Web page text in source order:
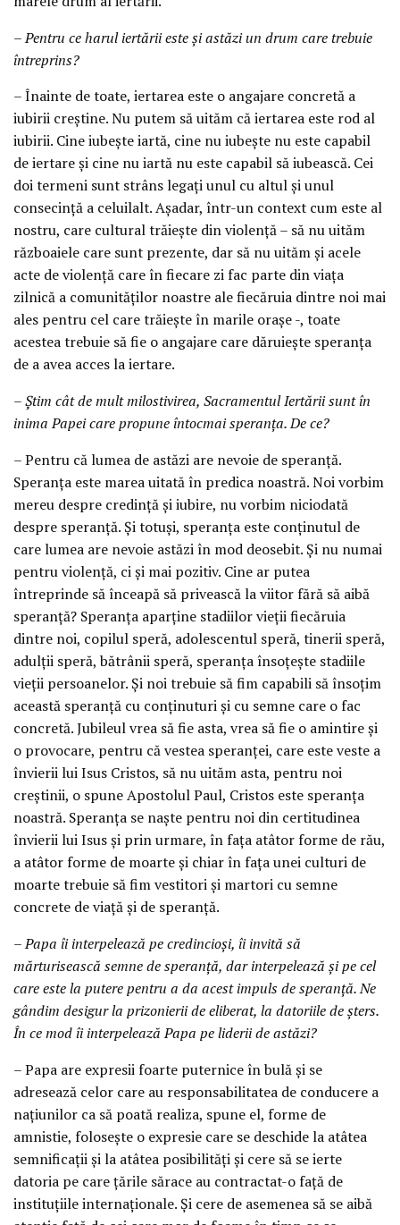
– Pentru ce harul iertării este și astăzi un drum care trebuie
întreprins?
– Înainte de toate, iertarea este o angajare concretă a
iubirii creștine. Nu putem să uităm că iertarea este rod al
iubirii. Cine iubește iartă, cine nu iubește nu este capabil
de iertare și cine nu iartă nu este capabil să iubească. Cei
doi termeni sunt strâns legați unul cu altul și unul
consecință a celuilalt. Așadar, într-un context cum este al
nostru, care cultural trăiește din violență – să nu uităm
războaiele care sunt prezente, dar să nu uităm și acele
acte de violență care în fiecare zi fac parte din viața
zilnică a comunităților noastre ale fiecăruia dintre noi mai
ales pentru cel care trăiește în marile orașe -, toate
acestea trebuie să fie o angajare care dăruiește speranța
de a avea acces la iertare.
– Știm cât de mult milostivirea, Sacramentul Iertării sunt în
inima Papei care propune întocmai speranța. De ce?
– Pentru că lumea de astăzi are nevoie de speranță.
Speranța este marea uitată în predica noastră. Noi vorbim
mereu despre credință și iubire, nu vorbim niciodată
despre speranță. Și totuși, speranța este conținutul de
care lumea are nevoie astăzi în mod deosebit. Și nu numai
pentru violență, ci și mai pozitiv. Cine ar putea
întreprinde să înceapă să privească la viitor fără să aibă
speranță? Speranța aparține stadiilor vieții fiecăruia
dintre noi, copilul speră, adolescentul speră, tinerii speră,
adulții speră, bătrânii speră, speranța însoțește stadiile
vieții persoanelor. Și noi trebuie să fim capabili să însoțim
această speranță cu conținuturi și cu semne care o fac
concretă. Jubileul vrea să fie asta, vrea să fie o amintire și
o provocare, pentru că vestea speranței, care este veste a
învierii lui Isus Cristos, să nu uităm asta, pentru noi
creștinii, o spune Apostolul Paul, Cristos este speranța
noastră. Speranța se naște pentru noi din certitudinea
învierii lui Isus și prin urmare, în fața atâtor forme de rău,
a atâtor forme de moarte și chiar în fața unei culturi de
moarte trebuie să fim vestitori și martori cu semne
concrete de viață și de speranță.
– Papa îi interpelează pe credincioși, îi invită să
mărturisească semne de speranță, dar interpelează și pe cel
care este la putere pentru a da acest impuls de speranță. Ne
gândim desigur la prizonierii de eliberat, la datoriile de șters.
În ce mod îi interpelează Papa pe liderii de astăzi?
– Papa are expresii foarte puternice în bulă și se
adresează celor care au responsabilitatea de conducere a
națiunilor ca să poată realiza, spune el, forme de
amnistie, folosește o expresie care se deschide la atâtea
semnificații și la atâtea posibilități și cere să se ierte
datoria pe care țările sărace au contractat-o față de
instituțiile internaționale. Și cere de asemenea să se aibă